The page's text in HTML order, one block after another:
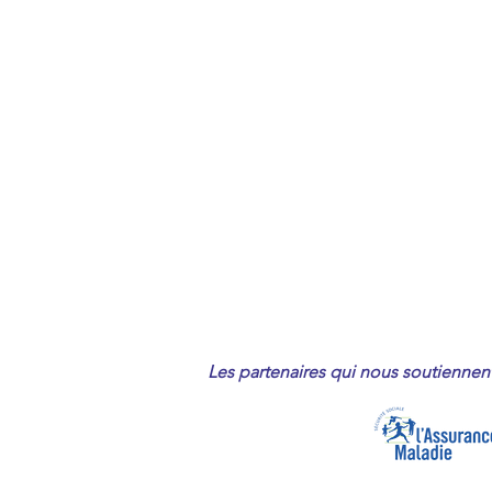
Les partenaires qui nous